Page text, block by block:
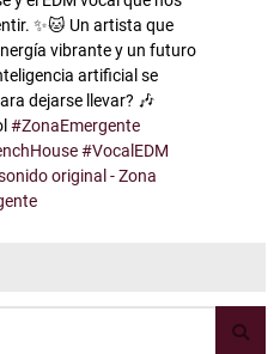
✨🐱 Un artista que
vibrante y un futuro
artificial se
dejarse llevar? 🎶
#ZonaEmergente
#VocalEDM
original - Zona